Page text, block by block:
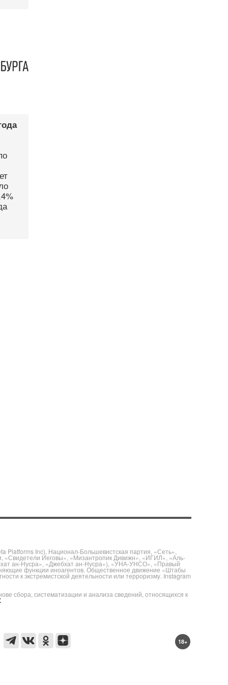
Platforms Inc), Национал-Большевистская партия, «Сеть»,
«Свидетели Иеговы», «Мизантропик Дивижн», «ИГИЛ», «Аль-
ан-Нусра», «Джебхат ан-Нусра»), «УНА-УНСО», «Правый
функции иноагентов. Общественное движение «Штабы
к экстремистской деятельности или терроризму. Instagram
сбора, систематизации и анализа сведений, относящихся к
18+